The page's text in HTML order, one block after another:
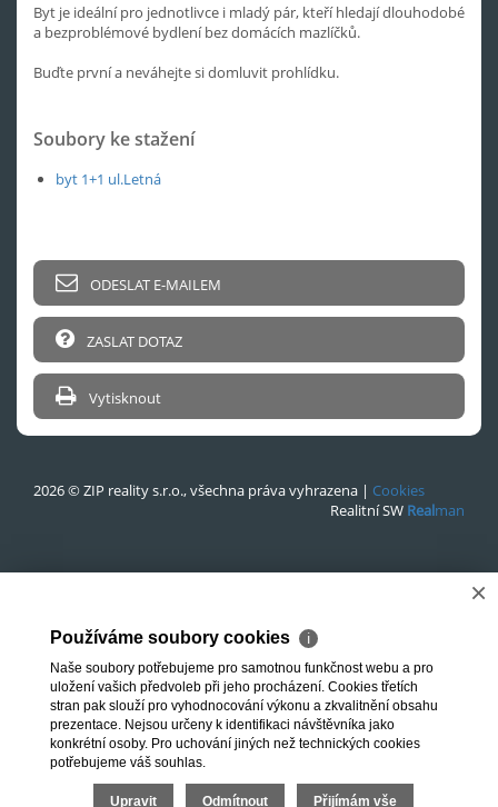
Byt je ideální pro jednotlivce i mladý pár, kteří hledají dlouhodobé
a bezproblémové bydlení bez domácích mazlíčků.
Buďte první a neváhejte si domluvit prohlídku.
Soubory ke stažení
byt 1+1 ul.Letná
ODESLAT E-MAILEM
ZASLAT DOTAZ
Vytisknout
2026 © ZIP reality s.r.o., všechna práva vyhrazena | Cookies
Realitní SW Realman
×
Používáme soubory cookies ℹ
Naše soubory potřebujeme pro samotnou funkčnost webu a pro
uložení vašich předvoleb při jeho procházení. Cookies třetích
stran pak slouží pro vyhodnocování výkonu a zkvalitnění obsahu
prezentace. Nejsou určeny k identifikaci návštěvníka jako
konkrétní osoby. Pro uchování jiných než technických cookies
potřebujeme váš souhlas.
Upravit Odmítnout Přijímám vše